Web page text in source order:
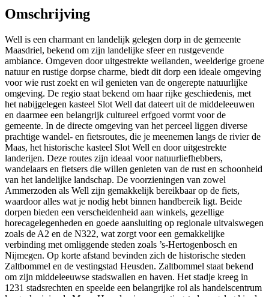
Omschrijving
Well is een charmant en landelijk gelegen dorp in de gemeente
Maasdriel, bekend om zijn landelijke sfeer en rustgevende
ambiance. Omgeven door uitgestrekte weilanden, weelderige groene
natuur en rustige dorpse charme, biedt dit dorp een ideale omgeving
voor wie rust zoekt en wil genieten van de ongerepte natuurlijke
omgeving. De regio staat bekend om haar rijke geschiedenis, met
het nabijgelegen kasteel Slot Well dat dateert uit de middeleeuwen
en daarmee een belangrijk cultureel erfgoed vormt voor de
gemeente. In de directe omgeving van het perceel liggen diverse
prachtige wandel- en fietsroutes, die je meenemen langs de rivier de
Maas, het historische kasteel Slot Well en door uitgestrekte
landerijen. Deze routes zijn ideaal voor natuurliefhebbers,
wandelaars en fietsers die willen genieten van de rust en schoonheid
van het landelijke landschap. De voorzieningen van zowel
Ammerzoden als Well zijn gemakkelijk bereikbaar op de fiets,
waardoor alles wat je nodig hebt binnen handbereik ligt. Beide
dorpen bieden een verscheidenheid aan winkels, gezellige
horecagelegenheden en goede aansluiting op regionale uitvalswegen
zoals de A2 en de N322, wat zorgt voor een gemakkelijke
verbinding met omliggende steden zoals ’s-Hertogenbosch en
Nijmegen. Op korte afstand bevinden zich de historische steden
Zaltbommel en de vestingstad Heusden. Zaltbommel staat bekend
om zijn middeleeuwse stadswallen en haven. Het stadje kreeg in
1231 stadsrechten en speelde een belangrijke rol als handelscentrum